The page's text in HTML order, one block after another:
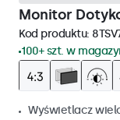
Monitor
Kod produktu:
100+ szt. w
Wyświetlacz